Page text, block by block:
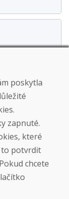
stav
jsme
poskytla
zapnuté.
které
to potvrdit
chcete